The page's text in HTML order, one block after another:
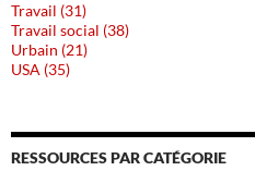
Travail (31)
Travail social (38)
Urbain (21)
USA (35)
RESSOURCES PAR CATÉGORIE